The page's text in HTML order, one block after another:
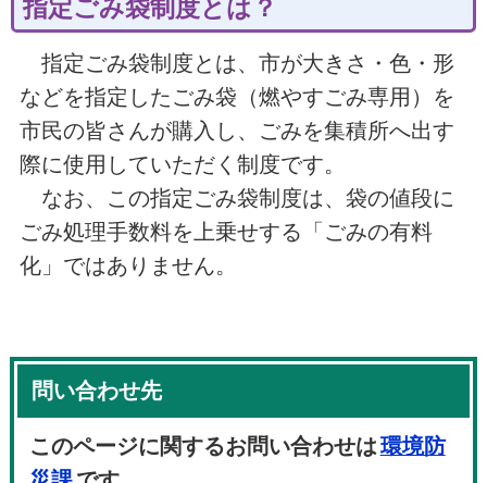
指定ごみ袋制度とは？
指定ごみ袋制度とは、市が大きさ・色・形
などを指定したごみ袋（燃やすごみ専用）を
市民の皆さんが購入し、ごみを集積所へ出す
際に使用していただく制度です。
なお、この指定ごみ袋制度は、袋の値段に
ごみ処理手数料を上乗せする「ごみの有料
化」ではありません。
問い合わせ先
このページに関するお問い合わせは環境防